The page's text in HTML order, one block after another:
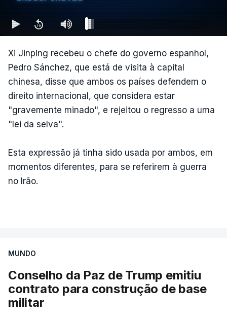
Xi Jinping recebeu o chefe do governo espanhol,
Pedro Sánchez, que está de visita à capital
chinesa, disse que ambos os países defendem o
direito internacional, que considera estar
"gravemente minado", e rejeitou o regresso a uma
"lei da selva".
Esta expressão já tinha sido usada por ambos, em
momentos diferentes, para se referirem à guerra
no Irão.
MUNDO
Conselho da Paz de Trump emitiu
contrato para construção de base
militar